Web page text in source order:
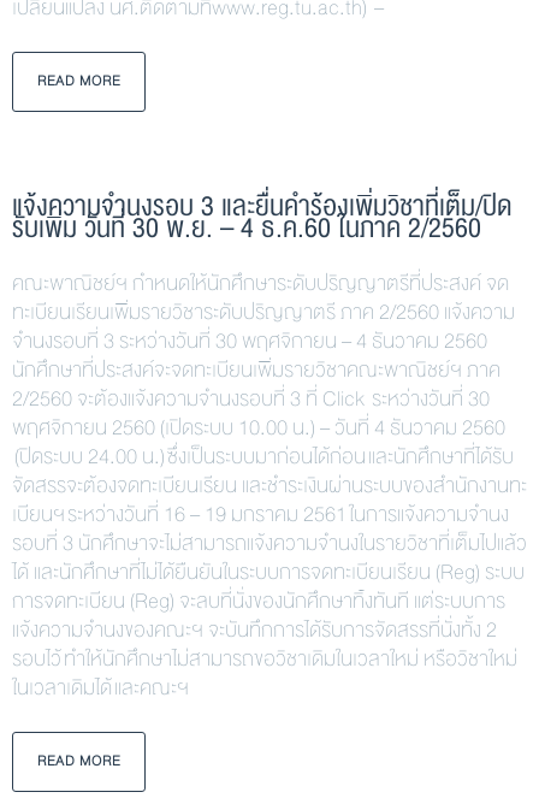
เปลี่ยนแปลง นศ.ติดตามที่www.reg.tu.ac.th) –
READ MORE
แจ้งความจำนงรอบ 3 และยื่นคำร้องเพิ่มวิชาที่เต็ม/ปิด
รับเพิ่ม วันที่ 30 พ.ย. – 4 ธ.ค.60 ในภาค 2/2560
คณะพาณิชย์ฯ กำหนดให้นักศึกษาระดับปริญญาตรีที่ประสงค์ จด
ทะเบียนเรียนเพิ่มรายวิชาระดับปริญญาตรี ภาค 2/2560 แจ้งความ
จำนงรอบที่ 3 ระหว่างวันที่ 30 พฤศจิกายน – 4 ธันวาคม 2560
นักศึกษาที่ประสงค์จะจดทะเบียนเพิ่มรายวิชาคณะพาณิชย์ฯ ภาค
2/2560 จะต้องแจ้งความจำนงรอบที่ 3 ที่ Click ระหว่างวันที่ 30
พฤศจิกายน 2560 (เปิดระบบ 10.00 น.) – วันที่ 4 ธันวาคม 2560
(ปิดระบบ 24.00 น.) ซึ่งเป็นระบบมาก่อนได้ก่อน และนักศึกษาที่ได้รับ
จัดสรรจะต้องจดทะเบียนเรียน และชำระเงินผ่านระบบของสำนักงานทะ
เบียนฯ ระหว่างวันที่ 16 – 19 มกราคม 2561 ในการแจ้งความจำนง
รอบที่ 3 นักศึกษาจะไม่สามารถแจ้งความจำนงในรายวิชาที่เต็มไปแล้ว
ได้ และนักศึกษาที่ไม่ได้ยืนยันในระบบการจดทะเบียนเรียน (Reg) ระบบ
การจดทะเบียน (Reg) จะลบที่นั่งของนักศึกษาทิ้งทันที แต่ระบบการ
แจ้งความจำนงของคณะฯ จะบันทึกการได้รับการจัดสรรที่นั่งทั้ง 2
รอบไว้ ทำให้นักศึกษาไม่สามารถขอวิชาเดิมในเวลาใหม่ หรือวิชาใหม่
ในเวลาเดิมได้ และคณะฯ
READ MORE